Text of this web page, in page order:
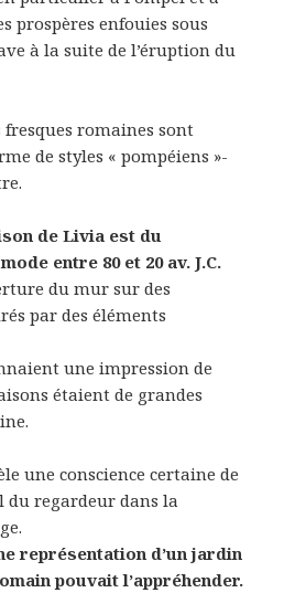
prospères enfouies sous
à la suite de l’éruption du
romaines sont
de styles « pompéiens »-
de Livia est du
entre 80 et 20 av. J.C.
du mur sur des
par des éléments
une impression de
étaient de grandes
une conscience certaine de
du regardeur dans la
représentation d’un jardin
pouvait l’appréhender.